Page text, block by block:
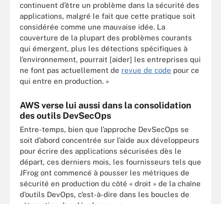
continuent d’être un problème dans la sécurité des
applications, malgré le fait que cette pratique soit
considérée comme une mauvaise idée. La
couverture de la plupart des problèmes courants
qui émergent, plus les détections spécifiques à
l’environnement, pourrait [aider] les entreprises qui
ne font pas actuellement de revue de code pour ce
qui entre en production. »
AWS verse lui aussi dans la consolidation
des outils DevSecOps
Entre-temps, bien que l’approche DevSecOps se
soit d’abord concentrée sur l’aide aux développeurs
pour écrire des applications sécurisées dès le
départ, ces derniers mois, les fournisseurs tels que
JFrog ont commencé à pousser les métriques de
sécurité en production du côté « droit » de la chaîne
d’outils DevOps, c’est-à-dire dans les boucles de